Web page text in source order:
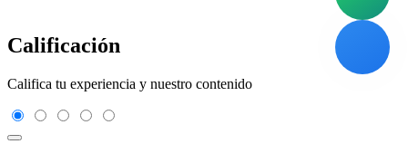
Calificación
Califica tu experiencia y nuestro contenido